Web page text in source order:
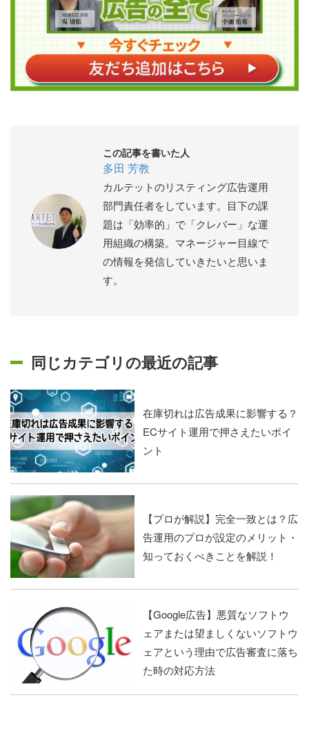
この記事を書いた人
多田 芳教
カルテットのリスティング広告運用
部門責任者をしています。目下の課
題は「効率的」で「クレバー」な運
用組織の構築。マネージャー目線で
の情報を発信していきたいと思いま
す。
同じカテゴリの最近の記事
在庫切れは広告成果に影響する？
ECサイト運用で押さえたいポイ
ント
【プロが解説】完全一致とは？広
告運用のプロが設定のメリット・
知っておくべきことを解説！
【Google広告】悪質なソフトウ
ェアまたは望ましくないソフトウ
ェアという理由で広告審査に落ち
た時の対応方法